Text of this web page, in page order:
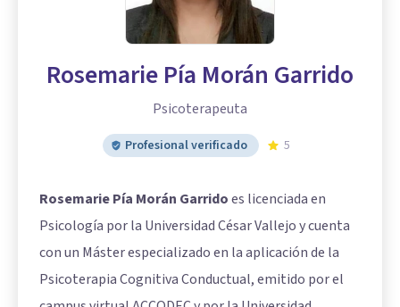
Rosemarie Pía Morán Garrido
Psicoterapeuta
Profesional verificado 5
Rosemarie Pía Morán Garridoes licenciada en
Psicología por la Universidad César Vallejo y cuenta
con un Máster especializado en la aplicación de la
Psicoterapia Cognitiva Conductual, emitido por el